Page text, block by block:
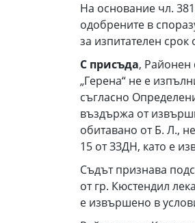
На основание чл.
одобрените в
за изпитателен срок
С присъда, Районен
„Герена“ не е
съгласно
въздържа от
обитавано от Б. Л.,
15 от ЗЗДН, като е
Съдът признава
от гр. Кюстендил
е извършено в